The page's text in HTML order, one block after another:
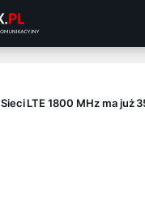
Sieci LTE 1800 MHz ma już